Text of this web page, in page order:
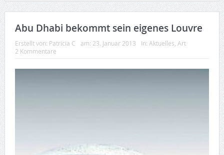
Abu Dhabi bekommt sein eigenes Louvre
Erstellt von: Patricia C am: 23. Januar 2013 In: Aktuelles Art
2 Kommentare